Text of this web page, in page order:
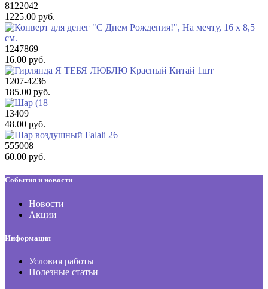
8122042
1225.00 руб.
1247869
16.00 руб.
1207-4236
185.00 руб.
13409
48.00 руб.
555008
60.00 руб.
События и новости
Новости
Акции
Информация
Условия работы
Полезные статьи